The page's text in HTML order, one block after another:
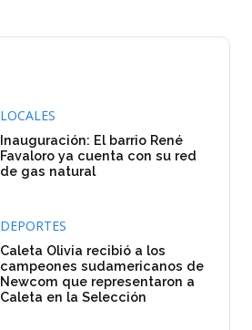
LOCALES
Inauguración: El barrio René
Favaloro ya cuenta con su red
de gas natural
DEPORTES
Caleta Olivia recibió a los
campeones sudamericanos de
Newcom que representaron a
Caleta en la Selección